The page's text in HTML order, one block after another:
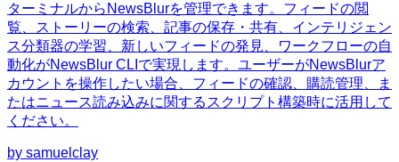
ターミナルからNewsBlurを管理できます。フィードの閲
覧、ストーリーの検索、記事の保存・共有、インテリジェン
ス分類器の学習、新しいフィードの発見、ワークフローの自
動化がNewsBlur CLIで実現します。ユーザーがNewsBlurア
カウントを操作したい場合、フィードの確認、購読管理、ま
たはニュース読み込みに関するスクリプト構築時に活用して
ください。
by samuelclay